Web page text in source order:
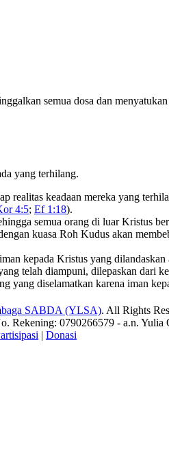
semua dosa dan
yang terhilang.
keadaan mereka yang
4:5; Ef 1:18).
semua orang di luar Kristus
kuasa Roh Kudus akan
kepada Kristus yang
telah diampuni, dilepaskan dari
yang diselamatkan karena iman
SABDA (YLSA). All Rights
Rekening: 0790266579 - a.n. Yulia
| Donasi